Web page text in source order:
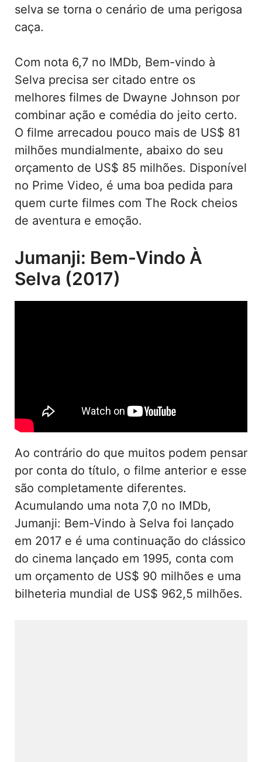
selva se torna o cenário de uma perigosa
caça.
Com nota 6,7 no IMDb, Bem-vindo à
Selva precisa ser citado entre os
melhores filmes de Dwayne Johnson por
combinar ação e comédia do jeito certo.
O filme arrecadou pouco mais de US$ 81
milhões mundialmente, abaixo do seu
orçamento de US$ 85 milhões. Disponível
no Prime Video, é uma boa pedida para
quem curte filmes com The Rock cheios
de aventura e emoção.
Jumanji: Bem-Vindo À
Selva (2017)
Ao contrário do que muitos podem pensar
por conta do título, o filme anterior e esse
são completamente diferentes.
Acumulando uma nota 7,0 no IMDb,
Jumanji: Bem-Vindo à Selva foi lançado
em 2017 e é uma continuação do clássico
do cinema lançado em 1995, conta com
um orçamento de US$ 90 milhões e uma
bilheteria mundial de US$ 962,5 milhões.